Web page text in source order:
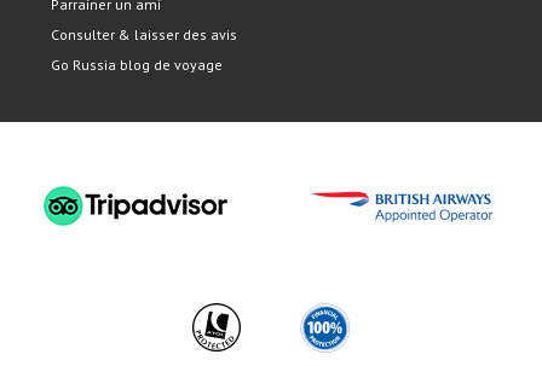
Parrainer un ami
Consulter & laisser des avis
Go Russia blog de voyage